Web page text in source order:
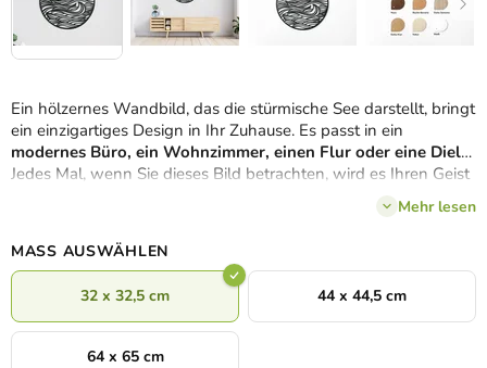
Ein hölzernes Wandbild, das die stürmische See darstellt, bringt
ein einzigartiges Design in Ihr Zuhause. Es passt in ein
modernes Büro, ein Wohnzimmer, einen Flur oder eine Diele.
Jedes Mal, wenn Sie dieses Bild betrachten, wird es Ihren Geist
Mehr lesen
MASS AUSWÄHLEN
32 x 32,5 cm 44 x 44,5 cm
64 x 65 cm